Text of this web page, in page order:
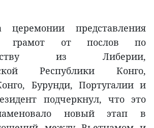
церемонии представления
грамот от послов по
из Либерии,
Республики Конго,
Бурунди, Португалии и
подчеркнул, что это
новый этап в